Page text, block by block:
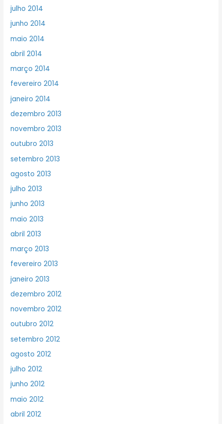
julho 2014
junho 2014
maio 2014
abril 2014
março 2014
fevereiro 2014
janeiro 2014
dezembro 2013
novembro 2013
outubro 2013
setembro 2013
agosto 2013
julho 2013
junho 2013
maio 2013
abril 2013
março 2013
fevereiro 2013
janeiro 2013
dezembro 2012
novembro 2012
outubro 2012
setembro 2012
agosto 2012
julho 2012
junho 2012
maio 2012
abril 2012